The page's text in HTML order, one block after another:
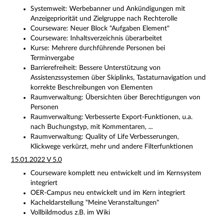
Systemweit: Werbebanner und Ankündigungen mit
Anzeigepriorität und Zielgruppe nach Rechterolle
Courseware: Neuer Block "Aufgaben Element"
Courseware: Inhaltsverzeichnis überarbeitet
Kurse: Mehrere durchführende Personen bei
Terminvergabe
Barrierefreiheit: Bessere Unterstützung von
Assistenzssystemen über Skiplinks, Tastaturnavigation und
korrekte Beschreibungen von Elementen
Raumverwaltung: Übersichten über Berechtigungen von
Personen
Raumverwaltung: Verbesserte Export-Funktionen, u.a.
nach Buchungstyp, mit Kommentaren, ...
Raumverwaltung: Quality of Life Verbesserungen,
Klickwege verkürzt, mehr und andere Filterfunktionen
15.01.2022 V 5.0
Courseware komplett neu entwickelt und im Kernsystem
integriert
OER-Campus neu entwickelt und im Kern integriert
Kacheldarstellung "Meine Veranstaltungen"
Vollbildmodus z.B. im Wiki